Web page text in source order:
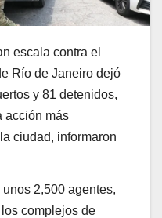
escala contra el
Río de Janeiro dejó
y 81 detenidos,
acción más
ciudad, informaron
2,500 agentes,
complejos de